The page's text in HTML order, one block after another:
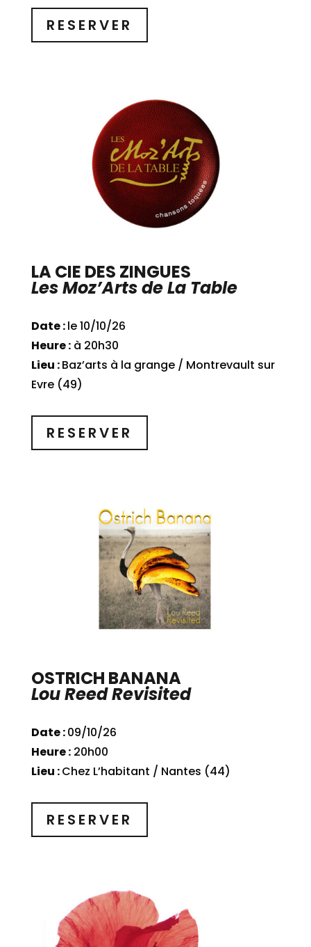
RESERVER
LA CIE DES ZINGUES
Les Moz’Arts de La Table
Date :le 10/10/26
Heure :à 20h30
Lieu :Baz’arts à la grange / Montrevault sur
Evre (49)
RESERVER
OSTRICH BANANA
Lou Reed Revisited
Date :09/10/26
Heure :20h00
Lieu :Chez L’habitant / Nantes (44)
RESERVER